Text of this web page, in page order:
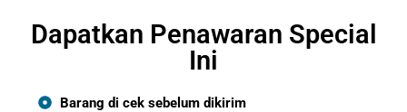
Dapatkan Penawaran Special
Ini
Barang di cek sebelum dikirim